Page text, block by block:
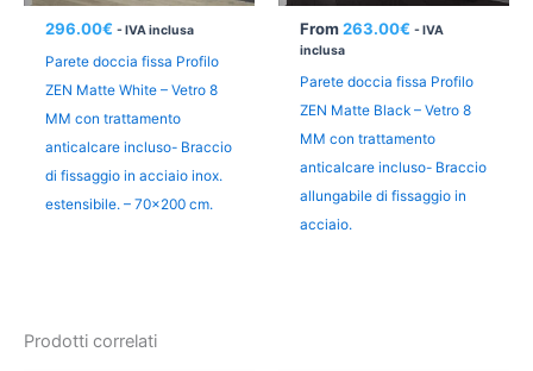
296.00€ - IVA inclusa
Parete doccia fissa Profilo
ZEN Matte White – Vetro 8
MM con trattamento
anticalcare incluso- Braccio
di fissaggio in acciaio inox.
estensibile. – 70×200 cm.
From 263.00€ - IVA
inclusa
Parete doccia fissa Profilo
ZEN Matte Black – Vetro 8
MM con trattamento
anticalcare incluso- Braccio
allungabile di fissaggio in
acciaio.
Prodotti correlati